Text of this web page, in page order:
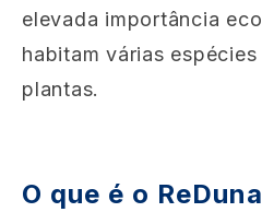
elevada importância
habitam várias
plantas.
O que é o